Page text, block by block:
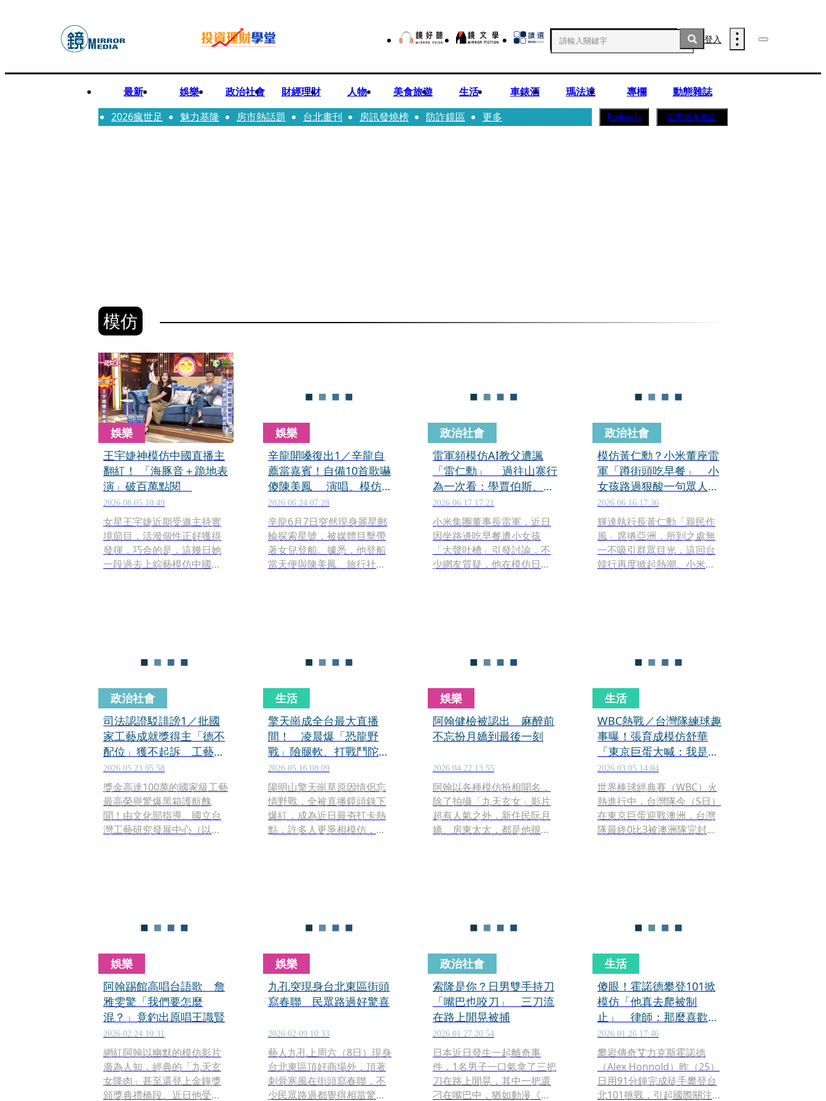
登入
最新 娛樂 政治社會 財經理財 人物 美食旅遊 生活 車錶酒 瑪法達 專欄
動態雜誌
2026瘋世足
魅力基隆 房市熱話題 台北畫刊 房訊發燒榜 防詐鏡區 更多 Podcasts 訂閱紙本雜誌
模仿
娛樂
王宇婕神模仿中國直播主
翻紅！ 「海豚音＋跪地表
演」破百萬點閱
2026.08.05 10:49
女星王宇婕近期受邀主持實
境節目，活潑個性正好獲得
發揮，巧合的是，這幾日她
一段過去上綜藝模仿中國直
點檔耽誤的諧星！」對於陳
此事笑說：「每隔一陣子就
會有人傳給我！」
娛樂
辛龍開嗓復出1／辛龍自
薦當嘉賓！自備10首歌嚇
傻陳美鳳 演唱、模仿獲
滿堂彩
2026.06.24 07:28
辛龍6月7日突然現身麗星郵
輪探索星號，被媒體目擊帶
著女兒登船。據悉，他登船
當天便與陳美鳳、旅行社老
輪大秀當晚演唱狀態不俗，
望。
政治社會
雷軍頻模仿AI教父遭諷
「雷仁勳」 過往山寨行
為一次看：學賈伯斯、穿
皮衣
2026.06.17 17:21
小米集團董事長雷軍，近日
因坐路邊吃早餐遭小女孩
「大聲吐槽」引發討論，不
少網友質疑，他在模仿日前
政治社會
模仿黃仁勳？小米董座雷
軍「蹲街頭吃早餐」 小
女孩路過狠酸一句眾人驚
呆：童言無忌
2026.06.16 17:36
輝達執行長黃仁勳「親民作
風」席捲亞洲，所到之處無
一不吸引群眾目光，這回台
韓行再度掀起熱潮。小米董
政治社會
司法認證駁誹謗1／批國
家工藝成就獎得主「德不
配位」獲不起訴 工藝中
心遭爆「黑箱無紀錄」強
推獲獎
2026.05.23 05:58
獎金高達100萬的國家級工藝
最高榮譽驚爆黑箱護航醜
聞！由文化部指導、國立台
灣工藝研究發展中心（以下
實名檢舉，指控許朝宗過去
歷史，人品「德不配位」。
生活
擎天崗成全台最大直播
間！ 凌晨爆「恐龍野
戰」險腿軟、打戰鬥陀螺
太荒謬
2026.05.16 08:09
陽明山擎天崗草原因情侶忘
情野戰，全被直播鏡頭錄下
爆紅，成為近日最夯打卡熱
點，許多人更爭相模仿，繼
播間，讓網友笑瘋。
娛樂
阿翰健檢被認出 麻醉前
不忘扮月嬌到最後一刻
2026.04.22 13:55
阿翰以各種模仿扮相聞名，
除了拍攝「九天玄女」影片
超有人氣之外，新住民阮月
嬌、房東太太，都是他很知
生活
WBC熱戰／台灣隊練球趣
事曝！張育成模仿舒華
「東京巨蛋大喊：我是
誰」 逗笑全場：有在活
網
2026.03.05 14:04
世界棒球經典賽（WBC）火
熱進行中，台灣隊今（5日）
在東京巨蛋迎戰澳洲，台灣
隊最終0比3被澳洲隊完封。
被網友轉傳後迅速在社群平
娛樂
阿翰踢館高唱台語歌 詹
雅雯驚「我們要怎麼
混？」竟釣出原唱王識賢
2026.02.24 10:31
網紅阿翰以幽默的模仿影片
廣為人知，經典的「九天玄
女降肉」甚至還登上金鐘獎
頒獎典禮橋段。近日他受邀
娛樂
九孔突現身台北東區街頭
寫春聯 民眾路過好驚喜
2026.02.09 10:33
藝人九孔上周六（8日）現身
台北東區頂好商場外，頂著
刺骨寒風在街頭寫春聯，不
少民眾路過都覺得相當驚
政治社會
索隆是你？日男雙手持刀
「嘴巴也咬刀」 三刀流
在路上閒晃被捕
2026.01.27 20:54
日本近日發生一起離奇事
件，1名男子一口氣拿了三把
刀在路上閒晃，其中一把還
刁在嘴巴中，猶如動漫《海
生活
傻眼！霍諾德攀登101掀
模仿「他真去爬被制
止」 律師：那麼喜歡爬
一律建議去考台電
2026.01.26 17:46
攀岩傳奇艾力克斯霍諾德
（Alex Honnold）昨（25）
日用91分鐘完成徒手攀登台
北101挑戰，引起國際關注，